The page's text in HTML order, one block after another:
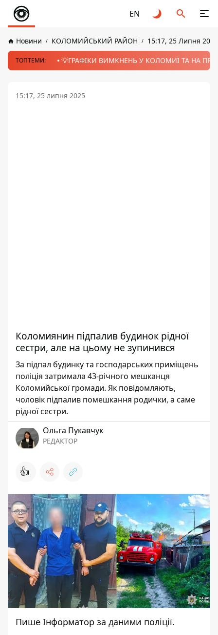
EN
Новини КОЛОМИЙСЬКИЙ РАЙОН 15:17, 25 Липня 2025
ТОПТЕМИ: 💡ГРАФІКИ ВИМКНЕНЬ У КОЛОМИЇ ТА НА
15:17, 25 липня 2025
Коломиянин підпалив будинок рідної
сестри, але на цьому не зупинився
За підпал будинку та господарських приміщень
поліція затримала 43-річного мешканця
Коломийської громади. Як повідомляють,
чоловік підпалив помешкання родички, а саме
рідної сестри.
Ольга Пукавчук
РЕДАКТОР
👍
Пише Інформатор за даними поліції.